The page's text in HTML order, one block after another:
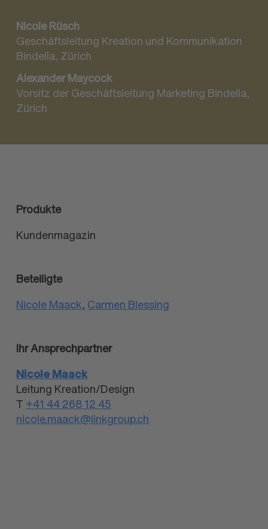
Nicole Rüsch
Geschäftsleitung Kreation und Kommunikation
Bindella, Zürich
Alexander Maycock
Vorsitz der Geschäftsleitung Marketing Bindella,
Zürich
Produkte
Kundenmagazin
Beteiligte
Nicole Maack, Carmen Blessing
Ihr Ansprech­partner
Nicole Maack
Leitung Kreation/Design
T +41 44 268 12 45
nicole.maack@linkgroup.ch